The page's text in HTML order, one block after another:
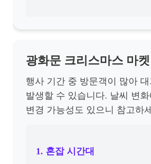
광화문 크리스마스 마
행사 기간 중 방문객이 많아 대
발생할 수 있습니다. 날씨 변
변경 가능성도 있으니 참고하
1. 혼잡 시간대